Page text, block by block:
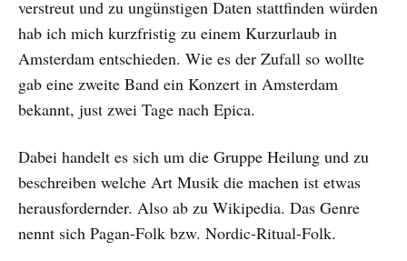
verstreut und zu ungünstigen Daten stattfinden würden
hab ich mich kurzfristig zu einem Kurzurlaub in
Amsterdam entschieden. Wie es der Zufall so wollte
gab eine zweite Band ein Konzert in Amsterdam
bekannt, just zwei Tage nach Epica.
Dabei handelt es sich um die Gruppe Heilung und zu
beschreiben welche Art Musik die machen ist etwas
herausfordernder. Also ab zu Wikipedia. Das Genre
nennt sich Pagan-Folk bzw. Nordic-Ritual-Folk.